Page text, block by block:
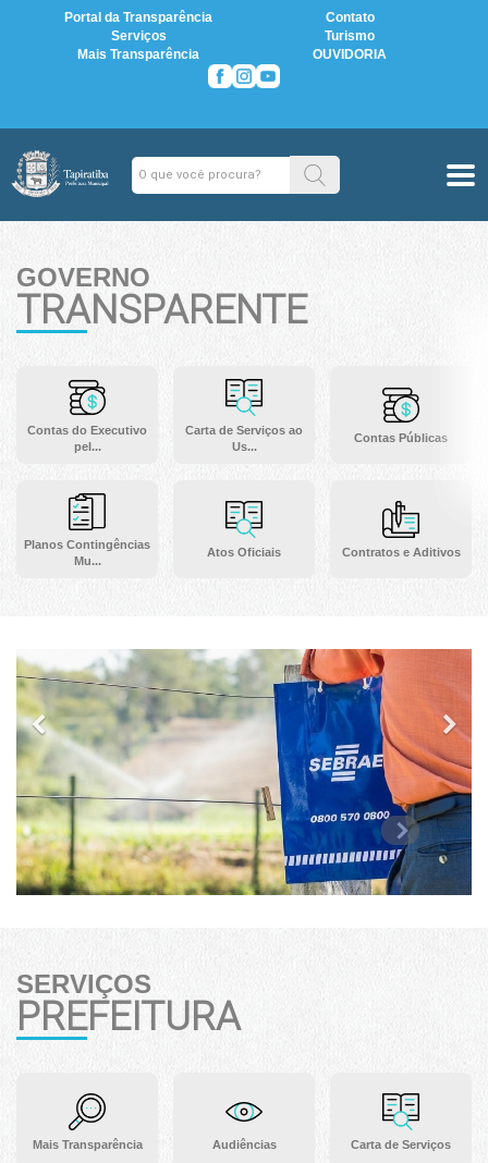
Portal da Transparência
Contato
Serviços
Turismo
Mais Transparência
OUVIDORIA
GOVERNO
TRANSPARENTE
Contas do Executivo
pel...
Planos Contingências
Mu...
Carta de Serviços ao
Us...
Atos Oficiais
Contas Públicas
Contratos e Aditivos
Previous
SERVIÇOS
PREFEITURA
Mais Transparência Audiências Carta de Serviços